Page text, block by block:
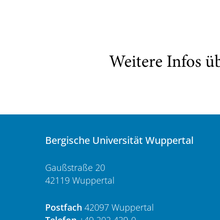
Weitere Infos
Bergische Universität Wuppertal
Gaußstraße 20
42119 Wuppertal
Postfach 42097 Wuppertal